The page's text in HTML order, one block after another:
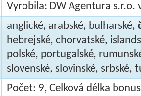
Vyrobila: DW Agentura s.r.o.
anglické, arabské, bulharské,
hebrejské, chorvatské,
polské, portugalské,
slovenské, slovinské, srbské,
Počet: 9, Celková délka